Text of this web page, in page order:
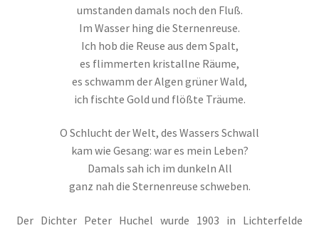
umstanden damals noch den Fluß.
Im Wasser hing die Sternenreuse.
Ich hob die Reuse aus dem Spalt,
es flimmerten kristallne Räume,
es schwamm der Algen grüner Wald,
ich fischte Gold und flößte Träume.
O Schlucht der Welt, des Wassers Schwall
kam wie Gesang: war es mein Leben?
Damals sah ich im dunkeln All
ganz nah die Sternenreuse schweben.
Der Dichter Peter Huchel wurde 1903 in Lichterfelde